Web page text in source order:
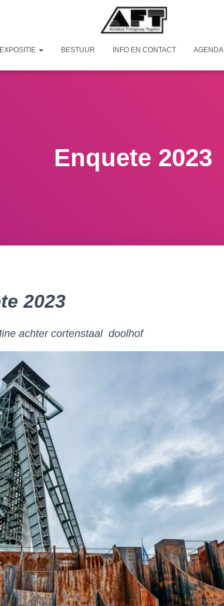
EXPOSITIE BESTUUR INFO EN CONTACT AGENDA
Enquete 2023
2023
achter cortenstaal doolhof